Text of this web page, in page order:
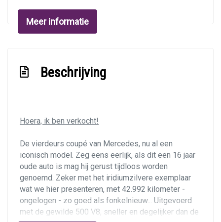
Lederen interieur
Middenarmsteun voor
Stuur verstelbaar
Stuurbekrachtiging
Stuurkolom elektrisch verstelbaar met geheugen
Voorstoel(en) elektrisch verstelbaar
Voorstoelen verwarmd
Meer informatie
Beschrijving
Hoera, ik ben verkocht!
De vierdeurs coupé van Mercedes, nu al een
iconisch model. Zeg eens eerlijk, als dit een 16 jaar
oude auto is mag hij gerust tijdloos worden
genoemd. Zeker met het iridiumzilvere exemplaar
wat we hier presenteren, met 42.992 kilometer -
ongelogen - zo goed als fonkelnieuw... Uitgevoerd
met de gewilde 500 V8, sneller en degelijker dan de